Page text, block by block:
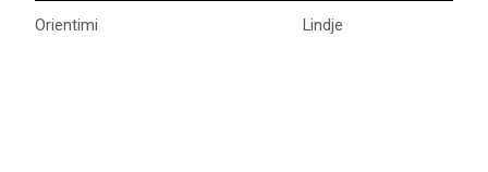
Orientimi Lindje